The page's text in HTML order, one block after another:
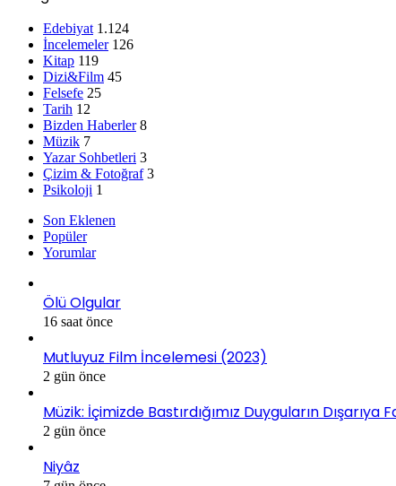
Edebiyat 1.124
İncelemeler 126
Kitap 119
Dizi&Film 45
Felsefe 25
Tarih 12
Bizden Haberler 8
Müzik 7
Yazar Sohbetleri 3
Çizim & Fotoğraf 3
Psikoloji 1
Son Eklenen
Popüler
Yorumlar
Ölü Olgular
16 saat önce
Mutluyuz Film İncelemesi (2023)
2 gün önce
Müzik: İçimizde Bastırdığımız Duyguların Dışarıya
2 gün önce
Niyâz